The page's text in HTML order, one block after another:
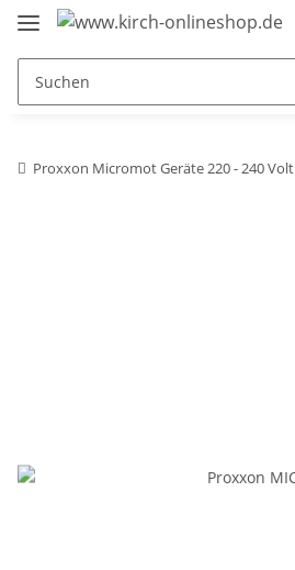
Proxxon Micromot Geräte 220 - 240 Volt